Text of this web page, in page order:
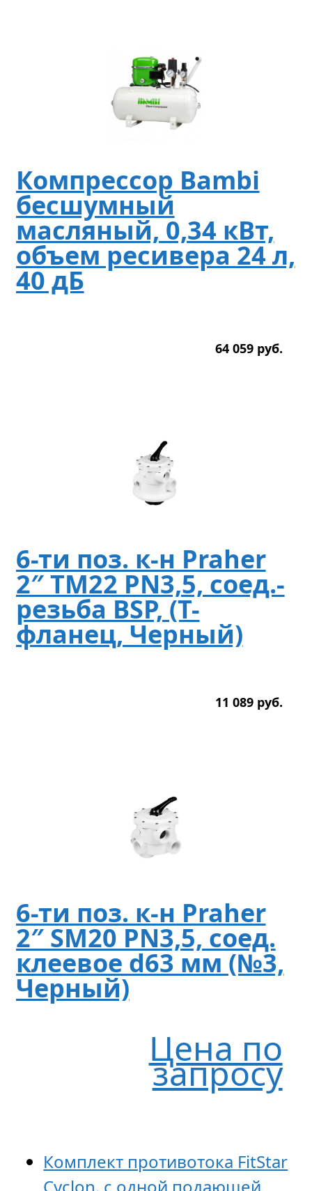
Компрессор Bambi
бесшумный
масляный, 0,34 кВт,
объем ресивера 24 л,
40 дБ
64 059 руб.
6-ти поз. к-н Praher
2″ TM22 PN3,5, соед.-
резьба BSP, (T-
фланец, Черный)
11 089 руб.
6-ти поз. к-н Praher
2″ SM20 PN3,5, соед.
клеевое d63 мм (№3,
Черный)
Цена по
запросу
Комплект противотока FitStar
Cyclon, с одной подающей